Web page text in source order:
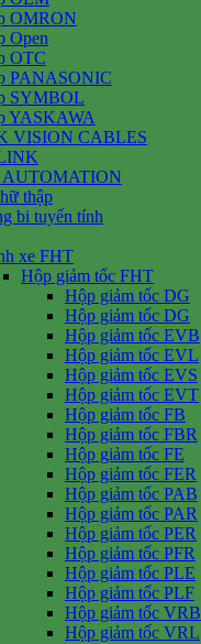
OMRON
Open
OTC
PANASONIC
SYMBOL
YASKAWA
VISION CABLES
AUTOMATION
thập
bi tuyến tính
xe FHT
Hộp giảm tốc FHT
Hộp giảm tốc DG
Hộp giảm tốc DG
Hộp giảm tốc EVB
Hộp giảm tốc EVL
Hộp giảm tốc EVS
Hộp giảm tốc EVT
Hộp giảm tốc FB
Hộp giảm tốc FBR
Hộp giảm tốc FE
Hộp giảm tốc FER
Hộp giảm tốc PAB
Hộp giảm tốc PAR
Hộp giảm tốc PER
Hộp giảm tốc PFR
Hộp giảm tốc PLE
Hộp giảm tốc PLF
Hộp giảm tốc VRB
Hộp giảm tốc VRL